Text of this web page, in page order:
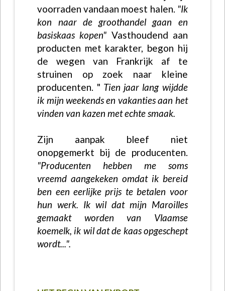
voorraden vandaan moest halen. "Ik
kon naar de groothandel gaan en
basiskaas kopen" Vasthoudend aan
producten met karakter, begon hij
de wegen van Frankrijk af te
struinen op zoek naar kleine
producenten. " Tien jaar lang wijdde
ik mijn weekends en vakanties aan het
vinden van kazen met echte smaak.
Zijn aanpak bleef niet
onopgemerkt bij de producenten.
"Producenten hebben me soms
vreemd aangekeken omdat ik bereid
ben een eerlijke prijs te betalen voor
hun werk. Ik wil dat mijn Maroilles
gemaakt worden van Vlaamse
koemelk, ik wil dat de kaas opgeschept
wordt...".